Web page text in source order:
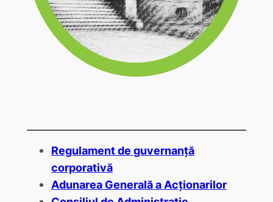
Regulament de guvernanță
corporativă
Adunarea Generală a Acționarilor